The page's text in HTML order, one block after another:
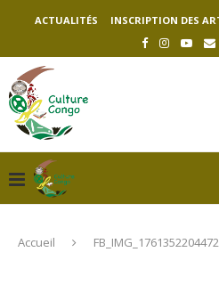
ACTUALITÉS INSCRIPTION DES
Accueil FB_IMG_1761352204472